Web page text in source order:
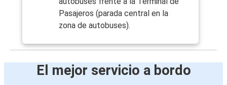
Pasajeros (parada central en la
zona de autobuses).
El mejor servicio a bordo